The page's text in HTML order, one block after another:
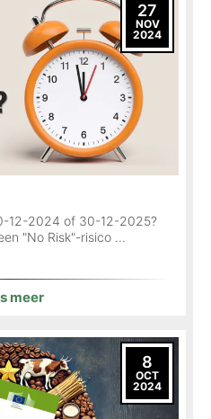
27
NOV
2024
12-2024 of 30-12-2025?
"No Risk"-risico ...
meer
8
OCT
2024